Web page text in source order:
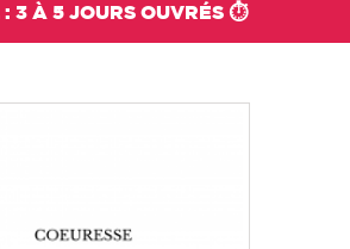
3 À 5 JOURS OUVRÉS ⏱️